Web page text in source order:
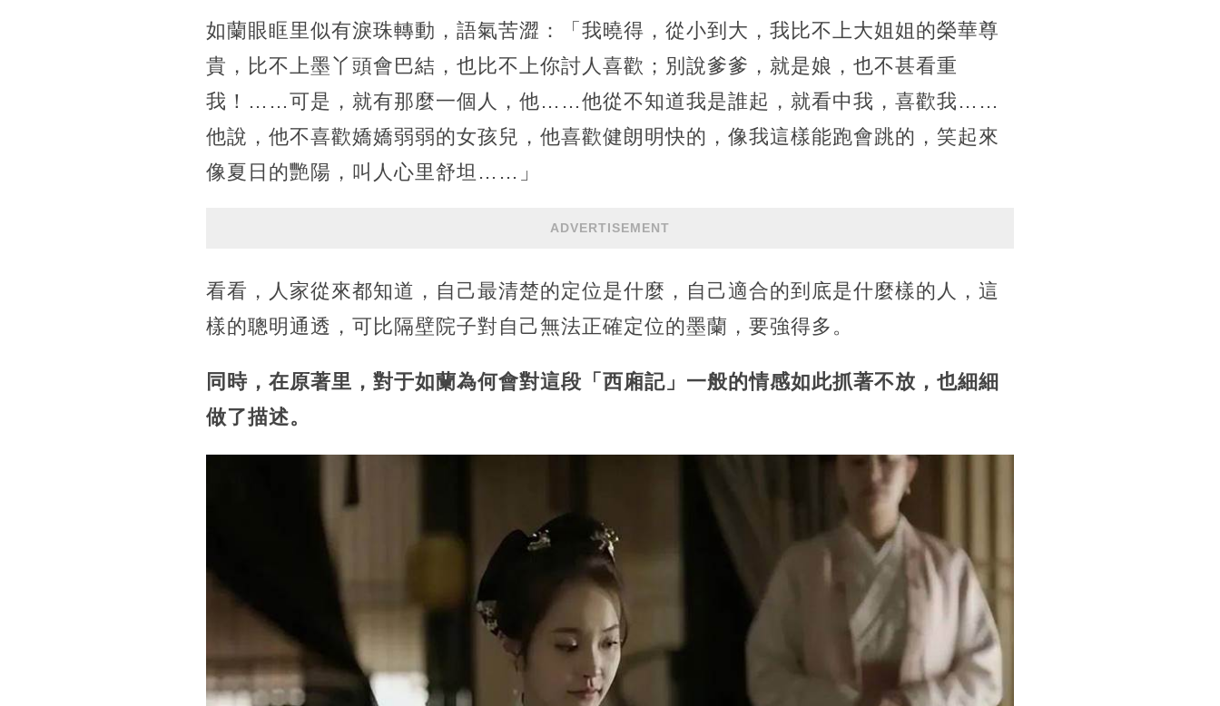
如蘭眼眶里似有淚珠轉動，語氣苦澀：「我曉得，從小到大，我比不上大姐姐的榮華尊
貴，比不上墨丫頭會巴結，也比不上你討人喜歡；別說爹爹，就是娘，也不甚看重
我！……可是，就有那麼一個人，他……他從不知道我是誰起，就看中我，喜歡我……
他說，他不喜歡嬌嬌弱弱的女孩兒，他喜歡健朗明快的，像我這樣能跑會跳的，笑起來
像夏日的艷陽，叫人心里舒坦……」
ADVERTISEMENT
看看，人家從來都知道，自己最清楚的定位是什麼，自己適合的到底是什麼樣的人，這
樣的聰明通透，可比隔壁院子對自己無法正確定位的墨蘭，要強得多。
同時，在原著里，對于如蘭為何會對這段「西廂記」一般的情感如此抓著不放，也細細
做了描述。